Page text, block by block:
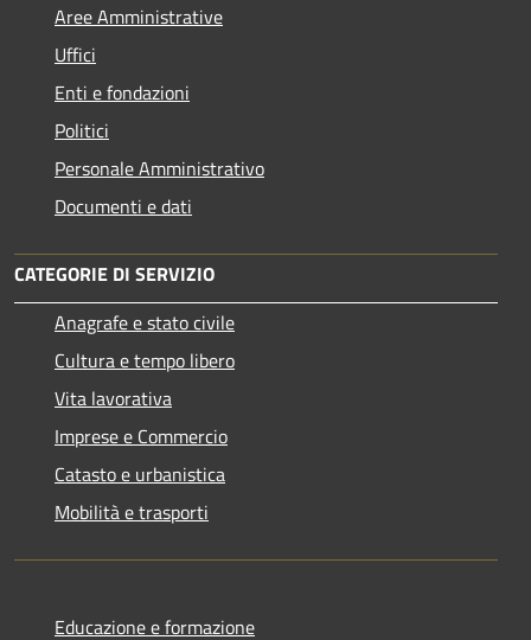
Aree Amministrative
Uffici
Enti e fondazioni
Politici
Personale Amministrativo
Documenti e dati
CATEGORIE DI SERVIZIO
Anagrafe e stato civile
Cultura e tempo libero
Vita lavorativa
Imprese e Commercio
Catasto e urbanistica
Mobilità e trasporti
Educazione e formazione